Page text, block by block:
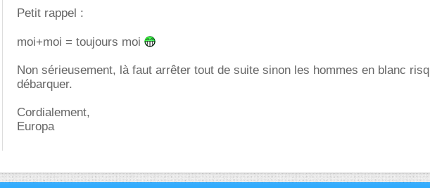
Petit rappel :
moi+moi = toujours moi
Non sérieusement, là faut arrêter tout de suite sinon les hommes en blanc
débarquer.
Cordialement,
Europa